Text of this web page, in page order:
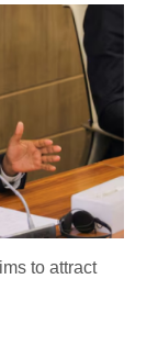
to attract